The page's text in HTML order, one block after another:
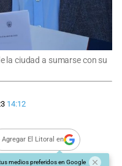
la ciudad a sumarse con su
14:12
Agregar El Litoral en
medios preferidos en Google